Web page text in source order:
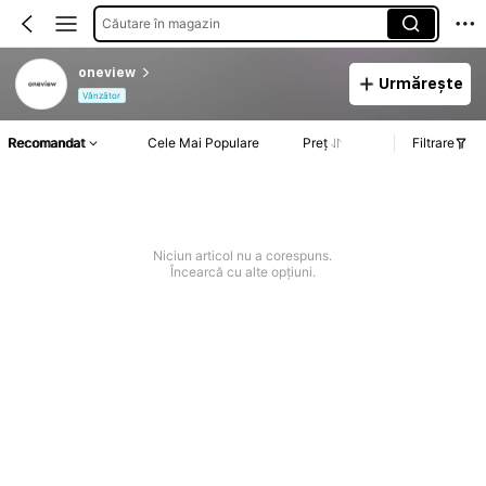
Căutare în magazin
oneview
Vânzător
Urmărește
Recomandat Cele Mai Populare Preț Filtrare
Niciun articol nu a corespuns.
Încearcă cu alte opțiuni.